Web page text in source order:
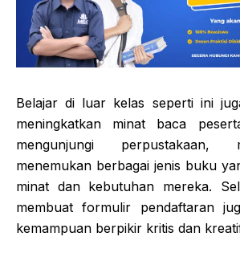
Belajar di luar kelas seperti ini
meningkatkan minat baca
mengunjungi perpustakaan,
menemukan berbagai jenis buku
minat dan kebutuhan mereka.
membuat formulir pendaftaran
kemampuan berpikir kritis dan